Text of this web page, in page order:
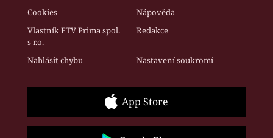
Cookies
Nápověda
Vlastník FTV Prima spol.
s r.o.
Redakce
Nahlásit chybu Nastavení soukromí
App Store